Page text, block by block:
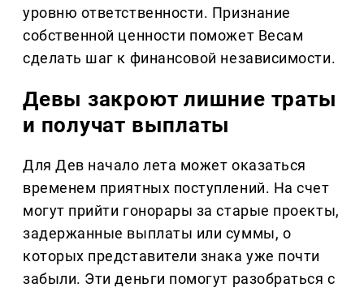
уровню ответственности. Признание
собственной ценности поможет Весам
сделать шаг к финансовой независимости.
Девы закроют лишние траты
и получат выплаты
Для Дев начало лета может оказаться
временем приятных поступлений. На счет
могут прийти гонорары за старые проекты,
задержанные выплаты или суммы, о
которых представители знака уже почти
забыли. Эти деньги помогут разобраться с